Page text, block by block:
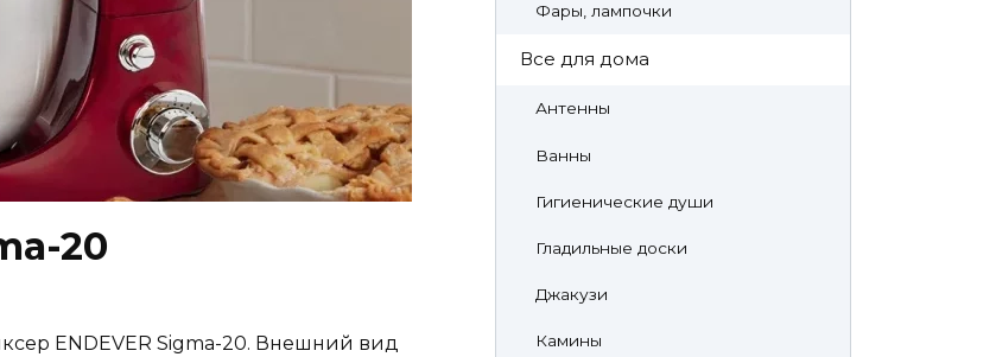
20
ENDEVER Sigma-20. Внешний вид
Фары, лампочки
Все для дома
Антенны
Ванны
Гигиенические души
Гладильные доски
Джакузи
Камины